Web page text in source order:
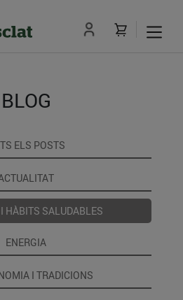
BLOG
ELS POSTS
HÀBITS SALUDABLES
ENERGIA
I TRADICIONS